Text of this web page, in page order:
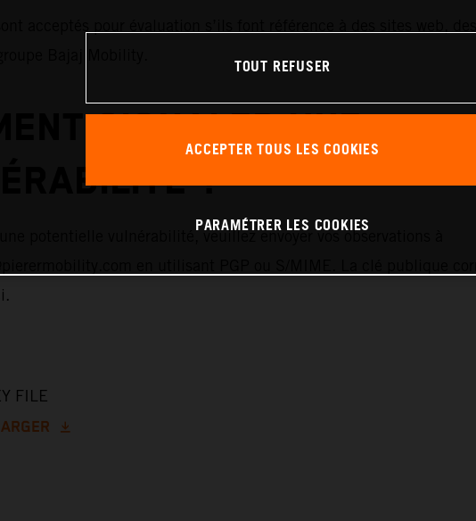
acceptés pour évaluation s’ils font référence à des sites web, des
Bajaj Mobility.
SIGNALER UNE
?
potentielle vulnérabilité, veuillez envoyer vos observations à
en utilisant PGP ou S/MIME. La clé publique
FILE
TOUT REFUSER
ACCEPTER TOUS LES COOKIES
PARAMÉTRER LES COOKIES